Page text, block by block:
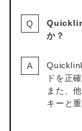
か？
ドを正
また、
キーと